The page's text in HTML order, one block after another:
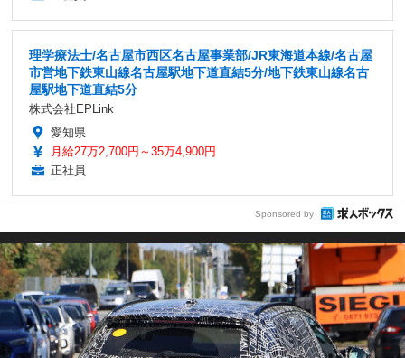
理学療法士/名古屋市西区名古屋事業部/JR東海道本線/名古屋
市営地下鉄東山線名古屋駅地下道直結5分/地下鉄東山線名古
屋駅地下道直結5分
株式会社EPLink
愛知県
月給27万2,700円～35万4,900円
正社員
Sponsored by